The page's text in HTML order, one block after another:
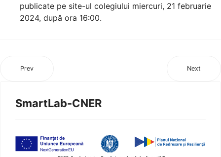
publicate pe site-ul colegiului miercuri, 21 februarie
2024, după ora 16:00.
Prev Next
SmartLab-CNER